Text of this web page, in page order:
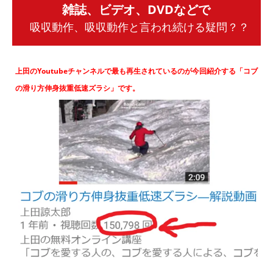
雑誌、ビデオ、DVDなどで
吸収動作、吸収動作と言われ続ける疑問？？
上田のYoutubeチャンネルで最も再生されているのが今回紹介する「コブ
の滑り方伸身抜重低速ズラシ」です。